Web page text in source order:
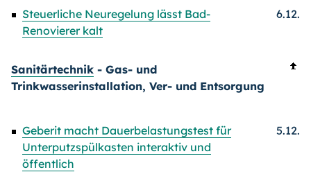
Steuerliche Neuregelung lässt Bad-
Renovierer kalt
6.12.
Sanitärtechnik - Gas- und
Trinkwasserinstallation, Ver- und Entsorgung
Geberit macht Dauerbelastungstest für
Unterputzspülkasten interaktiv und
öffentlich
5.12.